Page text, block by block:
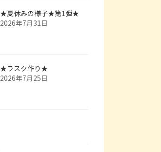
★夏休みの様子★第1弾★
2026年7月31日
★ラスク作り★
2026年7月25日